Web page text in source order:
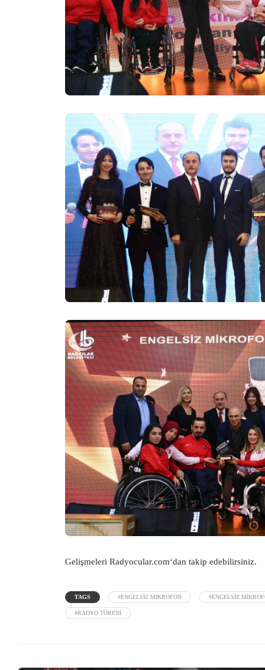
Gelişmeleri Radyocular.com‘dan takip edebilirsiniz.
TAGS #ENGELSIZ MIKROFON #ENGELSIZ
#RADYO TÖRENI